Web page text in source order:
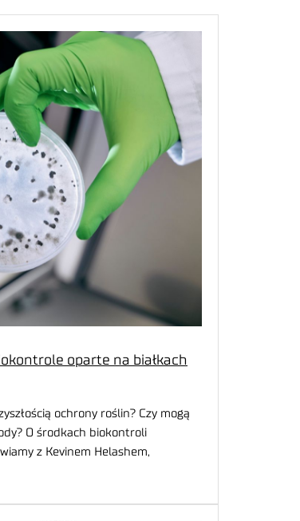
oparte na białkach
ochrony roślin? Czy mogą
O środkach biokontroli
z Kevinem Helashem,